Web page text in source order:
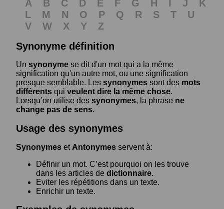
A B C D E F G H I J
K
L
M N O P Q R S T
U
V
W X Y
Z
Synonyme définition
Un synonyme se dit d'un mot qui a la même
signification qu'un autre mot, ou une signification
presque semblable. Les synonymes sont des mots
différents qui veulent dire la même chose.
Lorsqu’on utilise des synonymes, la phrase ne
change pas de sens.
Usage des synonymes
Synonymes et Antonymes servent à:
Définir un mot. C’est pourquoi on les trouve
dans les articles de dictionnaire.
Eviter les répétitions dans un texte.
Enrichir un texte.